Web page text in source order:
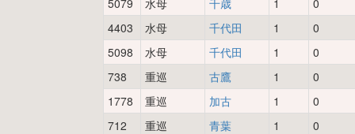
5079
水母 千歳 1
0
4403
水母 千代田 1
0
5098
水母 千代田 1
0
738
重巡 古鷹 1
0
1778
重巡 加古 1
0
712
重巡 青葉 1
0